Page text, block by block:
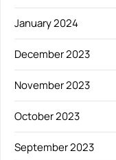
January 2024
December 2023
November 2023
October 2023
September 2023